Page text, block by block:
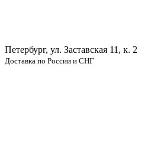
Петербург, ул. Заставская 11, к. 2
Доставка по России и СНГ